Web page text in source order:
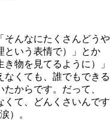
そんなにたくさんどうや
という表情で）」とか
物を見てるように）」
なくても、誰でもできる
からです。だって、
くて、どんくさいんです
）。